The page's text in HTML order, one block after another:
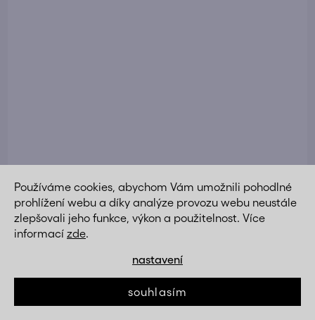
Používáme cookies, abychom Vám umožnili pohodlné
prohlížení webu a díky analýze provozu webu neustále
zlepšovali jeho funkce, výkon a použitelnost. Více
informací zde.
nastavení
souhlasím
Jídelní židle modrá sametová látka nohy černý kov
790 Kč
DETAIL